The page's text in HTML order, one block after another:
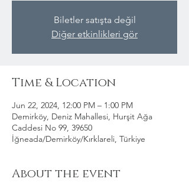
Biletler satışta değil
Diğer etkinlikleri gör
Time & Location
Jun 22, 2024, 12:00 PM – 1:00 PM
Demirköy, Deniz Mahallesi, Hurşit Ağa
Caddesi No 99, 39650
İğneada/Demirköy/Kırklareli, Türkiye
About the event